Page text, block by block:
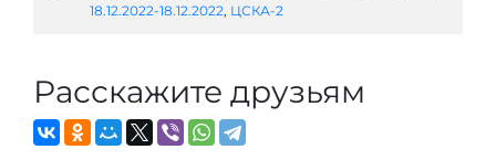
18.12.2022-18.12.2022, ЦСКА-2
Расскажите друзьям